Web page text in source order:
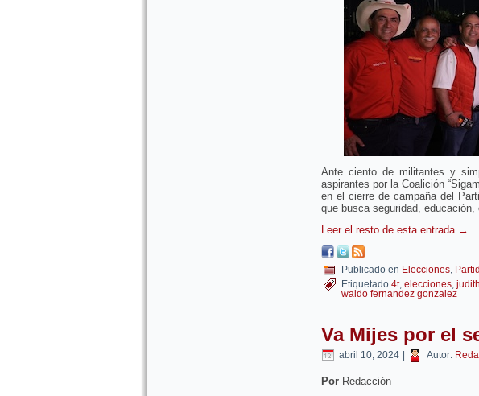
Ante ciento de militantes y
aspirantes por la Coalición
en el cierre de campaña del
que busca seguridad,
Leer el resto de esta entrada →
Publicado en Elecciones,
Etiquetado 4t, elecciones,
waldo fernandez gonzalez
Va Mijes por el
abril 10, 2024 Autor:
Por Redacción